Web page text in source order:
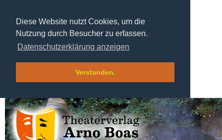
Diese Website nutzt Cookies, um die
Nutzung durch Besucher zu erfassen.
Datenschutzerklärung anzeigen
Verstanden.